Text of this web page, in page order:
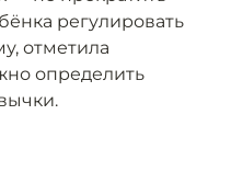
регулировать
отметила
определить